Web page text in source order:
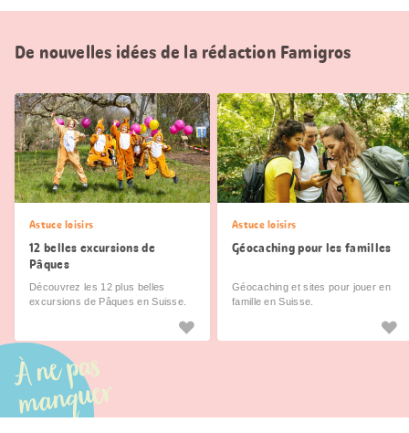
De nouvelles idées de la rédaction Famigros
Astuce loisirs
12 belles excursions de
Pâques
Découvrez les 12 plus belles
excursions de Pâques en Suisse.
Astuce loisirs
Géocaching pour les familles
Géocaching et sites pour jouer en
famille en Suisse.
À ne pas
manquer